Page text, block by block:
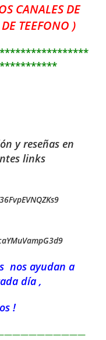
CANALES DE
TEEFONO )
y reseñas en
links
nos ayudan a
día ,
!